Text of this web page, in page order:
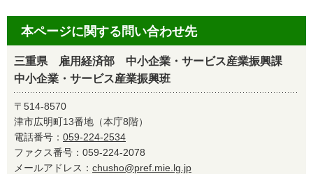
本ページに関する問い合わせ先
三重県 雇用経済部 中小企業・サービス産業振興課
中小企業・サービス産業振興班
〒514-8570
津市広明町13番地（本庁8階）
電話番号： 059-224-2534
ファクス番号：059-224-2078
メールアドレス： chusho@pref.mie.lg.jp